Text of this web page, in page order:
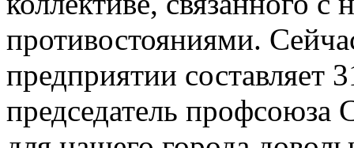
противостояниями.
предприятии составляет
председатель